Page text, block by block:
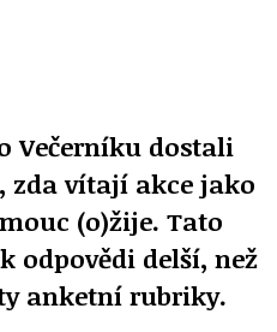
Večerníku dostali
zda vítají akce jako
(o)žije. Tato
odpovědi delší, než
anketní rubriky.